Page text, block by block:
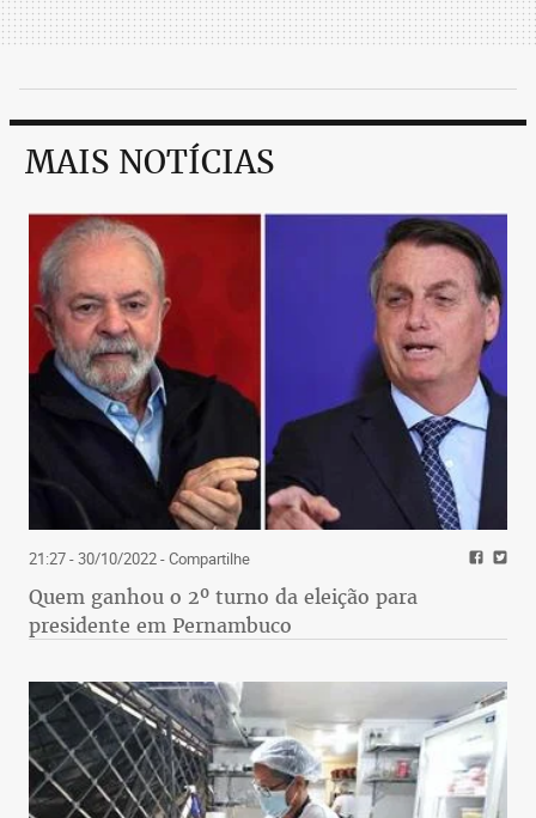
MAIS NOTÍCIAS
21:27 - 30/10/2022- Compartilhe
Quem ganhou o 2º turno da eleição para
presidente em Pernambuco